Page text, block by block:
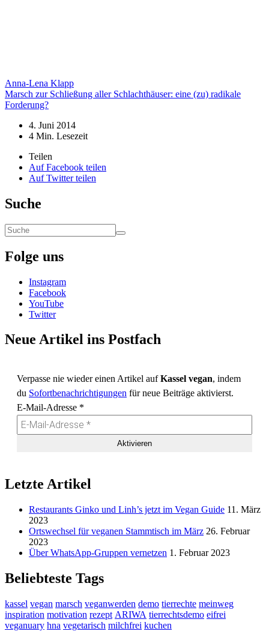
Anna-Lena Klapp
Marsch zur Schließung aller Schlachthäuser: eine (zu) radikale
Forderung?
4. Juni 2014
4 Min. Lesezeit
Teilen
Auf Facebook teilen
Auf Twitter teilen
Suche
Folge uns
Instagram
Facebook
YouTube
Twitter
Neue Artikel ins Postfach
Verpasse nie wieder einen Artikel aufKassel vegan, indem
du Sofortbenachrichtigungen für neue Beiträge aktivierst.
E-Mail-Adresse *
Letzte Artikel
Restaurants Ginko und Linh’s jetzt im Vegan Guide 11. März
2023
Ortswechsel für veganen Stammtisch im März 26. Februar
2023
Über WhatsApp-Gruppen vernetzen 1. Februar 2023
Beliebteste Tags
kassel vegan marsch veganwerden demo tierrechte meinweg
inspiration motivation rezept ARIWA tierrechtsdemo eifrei
veganuary hna vegetarisch milchfrei kuchen